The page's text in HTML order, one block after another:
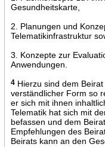
Gesundheitskarte,
2. Planungen und
Telematikinfrastruktur
3. Konzepte zur
Anwendungen.
4Hierzu sind dem
verständlicher Form so
er sich mit ihnen
Telematik hat sich mit
befassen und dem
Empfehlungen des
Beirats kann an den